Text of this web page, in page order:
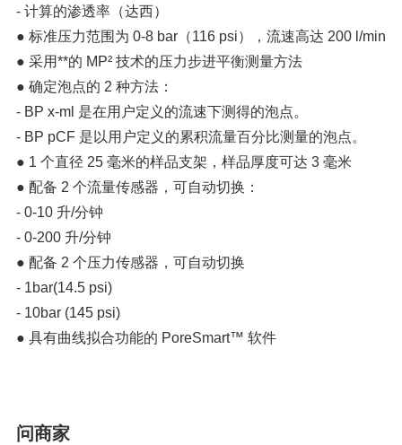
- 计算的渗透率（达西）
● 标准压力范围为 0-8 bar（116 psi），流速高达 200 l/min
● 采用**的 MP² 技术的压力步进平衡测量方法
● 确定泡点的 2 种方法：
- BP x-ml 是在用户定义的流速下测得的泡点。
- BP pCF 是以用户定义的累积流量百分比测量的泡点。
● 1 个直径 25 毫米的样品支架，样品厚度可达 3 毫米
● 配备 2 个流量传感器，可自动切换：
- 0-10 升/分钟
- 0-200 升/分钟
● 配备 2 个压力传感器，可自动切换
- 1bar(14.5 psi)
- 10bar (145 psi)
● 具有曲线拟合功能的 PoreSmart™ 软件
问商家